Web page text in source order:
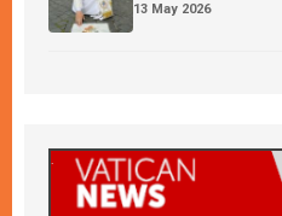
13 May 2026